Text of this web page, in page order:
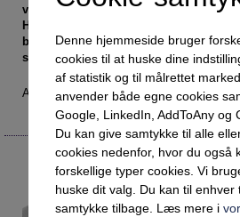
Netværk
Intelligens
Uddannelser under corona
Vejledningsindsatsen under corona
Professioner under pres
Veje til virkeligheden
Abonnement
Tilmelding og prøveperiode
Abonnementspriser
Kontakt
Vilkår og betingelser
vej til noget mere, mener
Hansen og opfordrer vejledere til
bygger bro mellem systemets
styrker.
Af Annette Haugaard
Helle Rabøl Hansen
helle@raboelresearch.dk
Ungdomsforsker
Rabøl Research
Denne hjemmeside bruger
cookies til at huske dine
af statistik og til målrettet
anvender både egne cookies
Google, LinkedIn, AddToAny og
Du kan give samtykke til alle
cookies nedenfor, hvor du også
forskellige typer cookies. Vi
huske dit valg. Du kan til
samtykke tilbage. Læs mere i